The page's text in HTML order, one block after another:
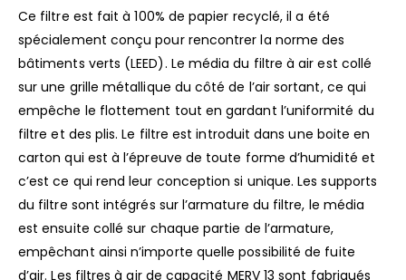
Ce filtre est fait à 100% de papier recyclé, il a été
spécialement conçu pour rencontrer la norme des
bâtiments verts (LEED). Le média du filtre à air est collé
sur une grille métallique du côté de l’air sortant, ce qui
empêche le flottement tout en gardant l’uniformité du
filtre et des plis. Le filtre est introduit dans une boite en
carton qui est à l’épreuve de toute forme d’humidité et
c’est ce qui rend leur conception si unique. Les supports
du filtre sont intégrés sur l’armature du filtre, le média
est ensuite collé sur chaque partie de l’armature,
empêchant ainsi n’importe quelle possibilité de fuite
d’air. Les filtres à air de capacité MERV 13 sont fabriqués